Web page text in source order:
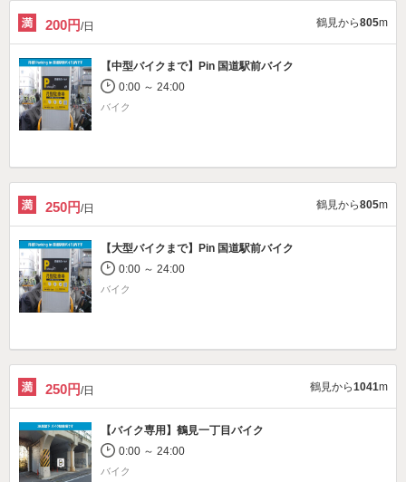
200円/日 鶴見から805m
【中型バイクまで】
Pin 国道駅前バイク
0:00 ～ 24:00
バイク
250円/日 鶴見から805m
【大型バイクまで】
Pin 国道駅前バイク
0:00 ～ 24:00
バイク
250円/日 鶴見から1041m
【バイク専用】 鶴見一丁目バイク
0:00 ～ 24:00
バイク